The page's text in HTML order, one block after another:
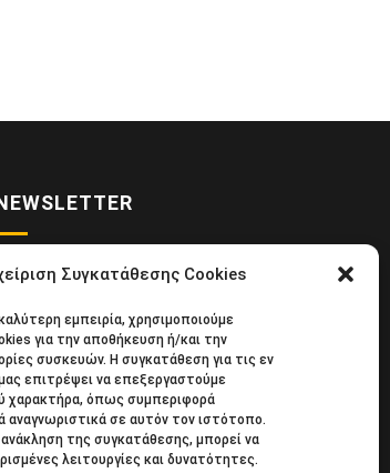
Συγκατάθεσης Cookies
εμπειρία, χρησιμοποιούμε
για την αποθήκευση ή/και την
συσκευών. Η συγκατάθεση για τις εν
επιτρέψει να επεξεργαστούμε
χαρακτήρα, όπως συμπεριφορά
αναγνωριστικά σε αυτόν τον ιστότοπο.
της συγκατάθεσης, μπορεί να
λειτουργίες και δυνατότητες.
εγγραφή στο ηλεκτρονικό μας
και μείνετε στο επίκεντρο
οικονομικής επικαιρότητας.